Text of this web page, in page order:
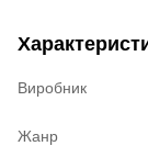
Виробник
Жанр